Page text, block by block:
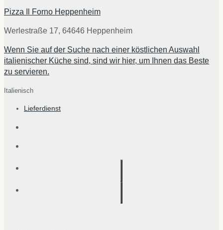
Pizza Il Forno Heppenheim
Werlestraße 17, 64646 Heppenheim
Wenn Sie auf der Suche nach einer köstlichen Auswahl
italienischer Küche sind, sind wir hier, um Ihnen das Beste
zu servieren.
Italienisch
Lieferdienst